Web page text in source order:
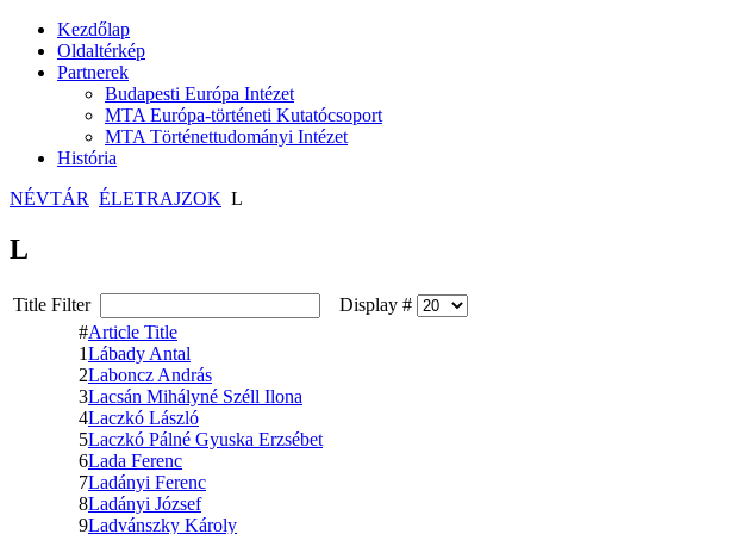
Kezdőlap
Oldaltérkép
Partnerek
Budapesti Európa Intézet
MTA Európa-történeti Kutatócsoport
MTA Történettudományi Intézet
História
NÉVTÁR ÉLETRAJZOK L
L
Title Filter
Display #
#Article Title
1Lábady Antal
2Laboncz András
3Lacsán Mihályné Széll Ilona
4Laczkó László
5Laczkó Pálné Gyuska Erzsébet
6Lada Ferenc
7Ladányi Ferenc
8Ladányi József
9Ladvánszky Károly